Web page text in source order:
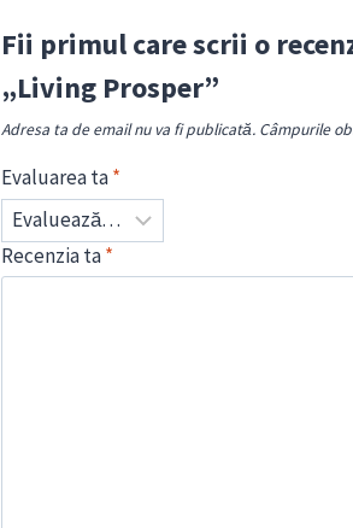
Fii primul care scrii o
„Living Prosper”
Adresa ta de email nu va fi publicată. Câmpurile
Evaluarea ta*
Recenzia ta*